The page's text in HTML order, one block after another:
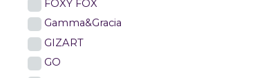
FOXY FOX
Gamma&Gracia
GIZART
GO